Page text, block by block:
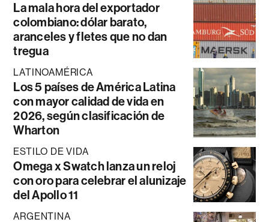
La mala hora del exportador
colombiano: dólar barato,
aranceles y fletes que no dan
tregua
LATINOAMÉRICA
Los 5 países de América Latina
con mayor calidad de vida en
2026, según clasificación de
Wharton
ESTILO DE VIDA
Omega x Swatch lanza un reloj
con oro para celebrar el alunizaje
del Apollo 11
ARGENTINA